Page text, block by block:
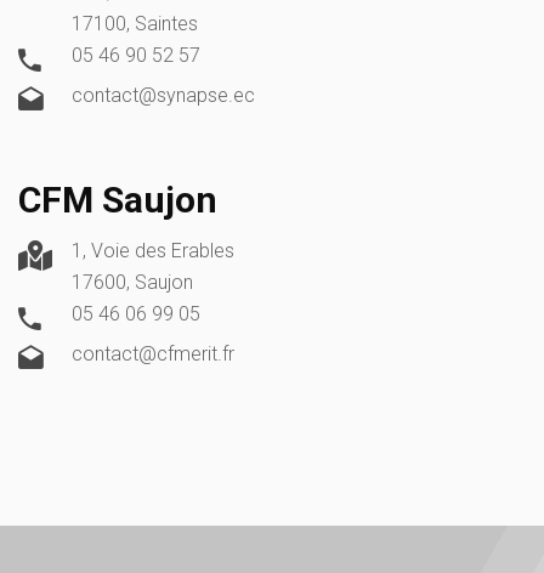
17100, Saintes
05 46 90 52 57
contact@synapse.ec
CFM Saujon
1, Voie des Erables
17600, Saujon
05 46 06 99 05
contact@cfmerit.fr